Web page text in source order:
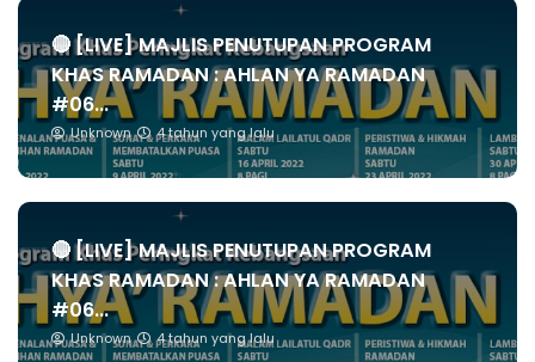
🔴 [LIVE] MAJLIS PENUTUPAN PROGRAM
KHAS RAMADAN : AHLAN YA RAMADAN
#06...
Unknown 4 tahun yang lalu
🔴 [LIVE] MAJLIS PENUTUPAN PROGRAM
KHAS RAMADAN : AHLAN YA RAMADAN
#06...
Unknown 4 tahun yang lalu